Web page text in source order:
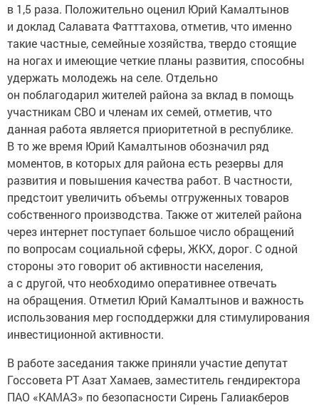
в 1,5 раза. Положительно оценил Юрий Камалтынов
и доклад Салавата Фатттахова, отметив, что именно
такие частные, семейные хозяйства, твердо стоящие
на ногах и имеющие четкие планы развития, способны
удержать молодежь на селе. Отдельно
он поблагодарил жителей района за вклад в помощь
участникам СВО и членам их семей, отметив, что
данная работа является приоритетной в республике.
В то же время Юрий Камалтынов обозначил ряд
моментов, в которых для района есть резервы для
развития и повышения качества работ. В частности,
предстоит увеличить объемы отгруженных товаров
собственного производства. Также от жителей района
через интернет поступает большое число обращений
по вопросам социальной сферы, ЖКХ, дорог. С одной
стороны это говорит об активности населения,
а с другой, что необходимо оперативнее отвечать
на обращения. Отметил Юрий Камалтынов и важность
использования мер господдержки для стимулирования
инвестиционной активности.
В работе заседания также приняли участие депутат
Госсовета РТ Азат Хамаев, заместитель гендиректора
ПАО «КАМАЗ» по безопасности Сирень Галиакберов